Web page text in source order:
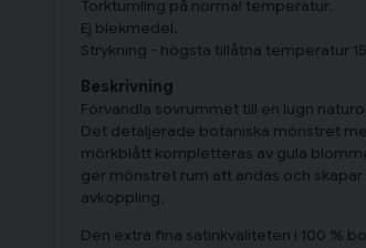
Torktumling på normal temperatur.
Ej blekmedel.
Strykning - högsta tillåtna temperatur
Beskrivning
Förvandla sovrummet till en lugn
Det detaljerade botaniska mönstret
mörkblått kompletteras av gula
ger mönstret rum att andas och
avkoppling.
Den extra fina satinkvaliteten i 100 %